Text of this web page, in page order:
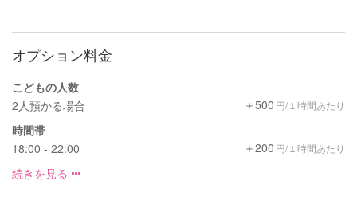
オプション料金
こどもの人数
2人預かる場合
＋500 円/１時間あたり
時間帯
18:00 - 22:00
＋200 円/１時間あたり
続きを見る